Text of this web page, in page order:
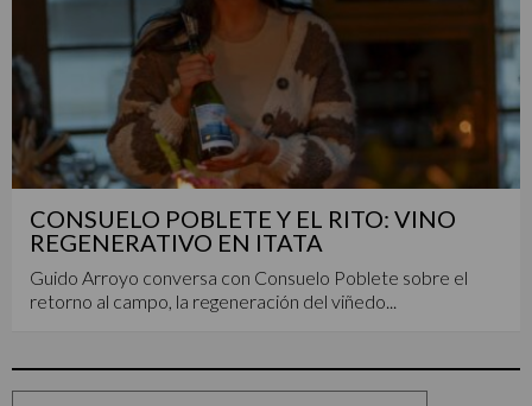
CONSUELO POBLETE Y EL RITO: VINO
REGENERATIVO EN ITATA
Guido Arroyo conversa con Consuelo Poblete sobre el
retorno al campo, la regeneración del viñedo...